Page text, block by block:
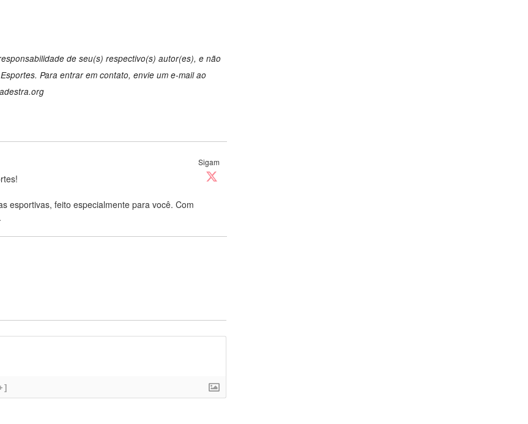
de seu(s) respectivo(s) autor(es), e não
Para entrar em contato, envie um e-mail ao
Sigam
esportivas, feito especialmente para você. Com